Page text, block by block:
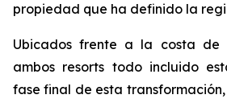
propiedad que ha definido la
Ubicados frente a la costa de
ambos resorts todo incluido
fase final de esta